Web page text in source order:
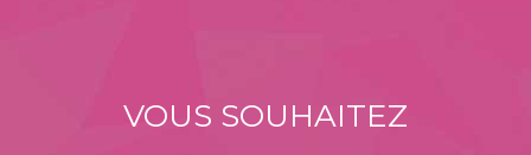
VOUS SOUHAITEZ